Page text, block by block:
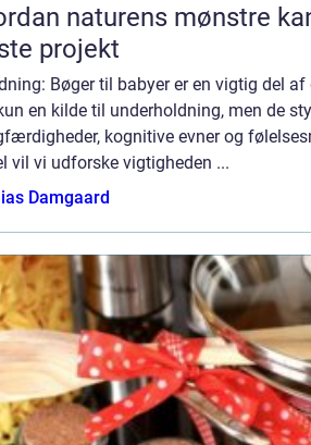
naturens mønstre
projekt
Bøger til babyer er en vigtig del
en kilde til underholdning, men de
kognitive evner og
vil vi udforske vigtigheden ...
Damgaard